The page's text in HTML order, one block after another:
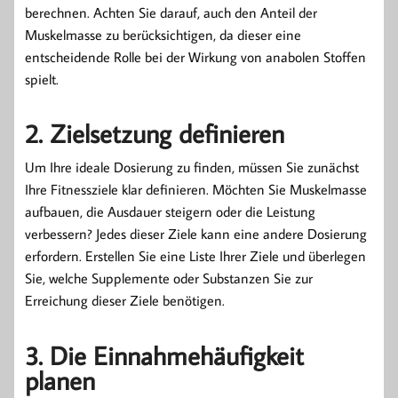
berechnen. Achten Sie darauf, auch den Anteil der
Muskelmasse zu berücksichtigen, da dieser eine
entscheidende Rolle bei der Wirkung von anabolen Stoffen
spielt.
2. Zielsetzung definieren
Um Ihre ideale Dosierung zu finden, müssen Sie zunächst
Ihre Fitnessziele klar definieren. Möchten Sie Muskelmasse
aufbauen, die Ausdauer steigern oder die Leistung
verbessern? Jedes dieser Ziele kann eine andere Dosierung
erfordern. Erstellen Sie eine Liste Ihrer Ziele und überlegen
Sie, welche Supplemente oder Substanzen Sie zur
Erreichung dieser Ziele benötigen.
3. Die Einnahmehäufigkeit
planen